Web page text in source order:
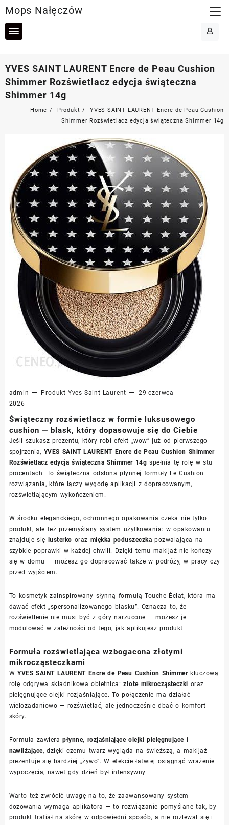
to
content
Mops Nałęczów
YVES SAINT LAURENT Encre de Peau Cushion
Shimmer Rozświetlacz edycja świąteczna
Shimmer 14g
Home Produkt
YVES SAINT LAURENT Encre de Peau Cushion
Shimmer Rozświetlacz edycja świąteczna Shimmer 14g
admin Produkt Yves Saint Laurent
29 czerwca
2026
Świąteczny rozświetlacz w formie luksusowego
cushion — blask, który dopasowuje się do Ciebie
Jeśli szukasz prezentu, który robi efekt „wow” już od pierwszego
spojrzenia, YVES SAINT LAURENT Encre de Peau Cushion Shimmer
Rozświetlacz edycja świąteczna Shimmer 14g spełnia tę rolę w stu
procentach. To świąteczna odsłona płynnej formuły Le Cushion —
rozwiązania, które łączy wygodę aplikacji z dopracowanym,
rozświetlającym wykończeniem.
W środku eleganckiego, ochronnego opakowania czeka nie tylko
produkt, ale też przemyślany system użytkowania: w opakowaniu
znajduje się lusterko oraz miękka poduszeczka pozwalająca na
szybkie poprawki w każdej chwili. Dzięki temu makijaż nie kończy
się w domu — możesz go dopracować także w podróży, w pracy czy
przed wyjściem.
To kosmetyk zainspirowany słynną formułą Touche Éclat, która ma
dawać efekt „spersonalizowanego blasku”. Oznacza to, że
rozświetlenie nie musi być z góry narzucone — możesz je
modulować w zależności od tego, jak aplikujesz produkt.
Formuła rozświetlająca wzbogacona złotymi
mikrocząsteczkami
WYVES SAINT LAURENT Encre de Peau Cushion Shimmerkluczową
rolę odgrywa składnikowa obietnica:złote mikrocząsteczki oraz
pielęgnujące olejki rozjaśniające. To połączenie ma działać
wielozadaniowo — rozświetlać, ale jednocześnie dbać o komfort
skóry.
Formuła zawierapłynne, rozjaśniające olejki pielęgnujące i
nawilżające, dzięki czemu twarz wygląda na świeższą, a makijaż
prezentuje się bardziej „żywo”. W efekcie łatwiej osiągnąć wrażenie
wypoczęcia, nawet gdy dzień był intensywny.
Warto też zwrócić uwagę na to, że zaawansowany system
dozowania wymaga aplikatora — to rozwiązanie pomyślane tak, by
produkt trafiał na skórę w odpowiedni sposób, a nie rozlewał się i